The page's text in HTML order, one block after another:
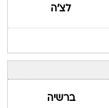
לצ'ה
ברשיה